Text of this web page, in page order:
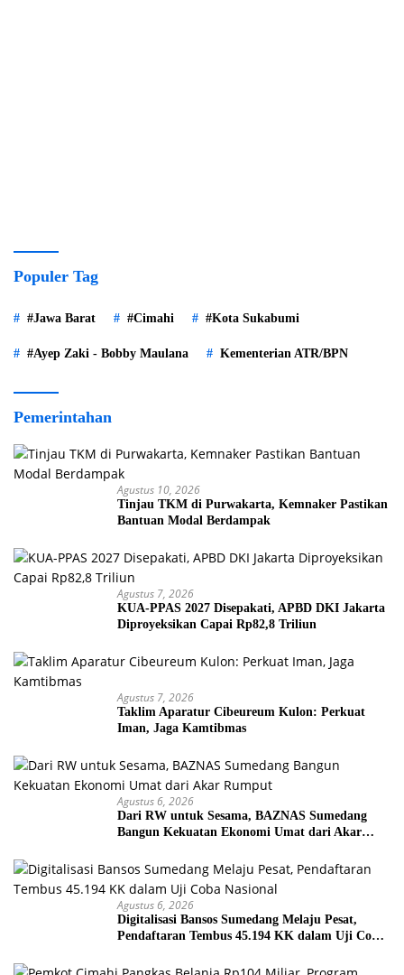
Populer Tag
#Jawa Barat #Cimahi #Kota Sukabumi
#Ayep Zaki - Bobby Maulana Kementerian ATR/BPN
Pemerintahan
Agustus 10, 2026
Tinjau TKM di Purwakarta, Kemnaker Pastikan
Bantuan Modal Berdampak
Agustus 7, 2026
KUA-PPAS 2027 Disepakati, APBD DKI Jakarta
Diproyeksikan Capai Rp82,8 Triliun
Agustus 7, 2026
Taklim Aparatur Cibeureum Kulon: Perkuat
Iman, Jaga Kamtibmas
Agustus 6, 2026
Dari RW untuk Sesama, BAZNAS Sumedang
Bangun Kekuatan Ekonomi Umat dari Akar
Agustus 6, 2026
Digitalisasi Bansos Sumedang Melaju Pesat,
Pendaftaran Tembus 45.194 KK dalam Uji Coba